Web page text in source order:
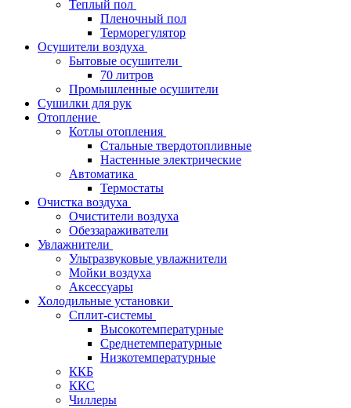
Теплый пол
Пленочный пол
Терморегулятор
Осушители воздуха
Бытовые осушители
70 литров
Промышленные осушители
Сушилки для рук
Отопление
Котлы отопления
Стальные твердотопливные
Настенные электрические
Автоматика
Термостаты
Очистка воздуха
Очистители воздуха
Обеззараживатели
Увлажнители
Ультразвуковые увлажнители
Мойки воздуха
Аксессуары
Холодильные установки
Сплит-системы
Высокотемпературные
Среднетемпературные
Низкотемпературные
ККБ
ККС
Чиллеры